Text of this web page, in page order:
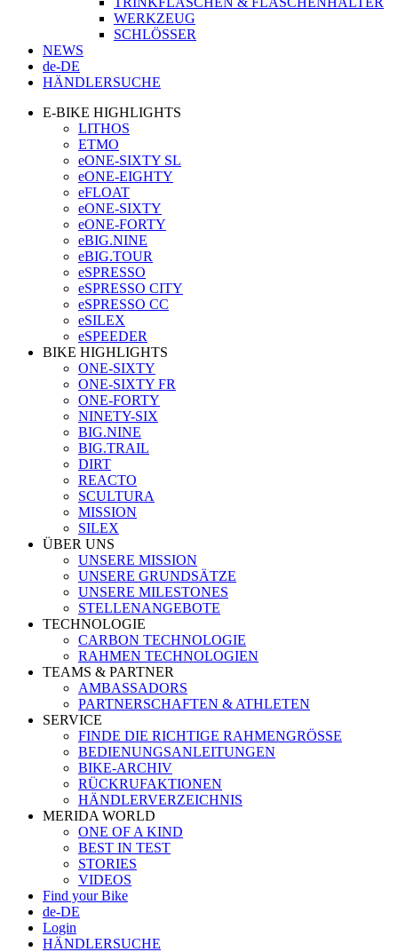
WERKZEUG
SCHLÖSSER
NEWS
de-DE
HÄNDLERSUCHE
E-BIKE HIGHLIGHTS
LITHOS
ETMO
eONE-SIXTY SL
eONE-EIGHTY
eFLOAT
eONE-SIXTY
eONE-FORTY
eBIG.NINE
eBIG.TOUR
eSPRESSO
eSPRESSO CITY
eSPRESSO CC
eSILEX
eSPEEDER
BIKE HIGHLIGHTS
ONE-SIXTY
ONE-SIXTY FR
ONE-FORTY
NINETY-SIX
BIG.NINE
BIG.TRAIL
DIRT
REACTO
SCULTURA
MISSION
SILEX
ÜBER UNS
UNSERE MISSION
UNSERE GRUNDSÄTZE
UNSERE MILESTONES
STELLENANGEBOTE
TECHNOLOGIE
CARBON TECHNOLOGIE
RAHMEN TECHNOLOGIEN
TEAMS & PARTNER
AMBASSADORS
PARTNERSCHAFTEN & ATHLETEN
SERVICE
FINDE DIE RICHTIGE RAHMENGRÖSSE
BEDIENUNGSANLEITUNGEN
BIKE-ARCHIV
RÜCKRUFAKTIONEN
HÄNDLERVERZEICHNIS
MERIDA WORLD
ONE OF A KIND
BEST IN TEST
STORIES
VIDEOS
Find your Bike
de-DE
Login
HÄNDLERSUCHE